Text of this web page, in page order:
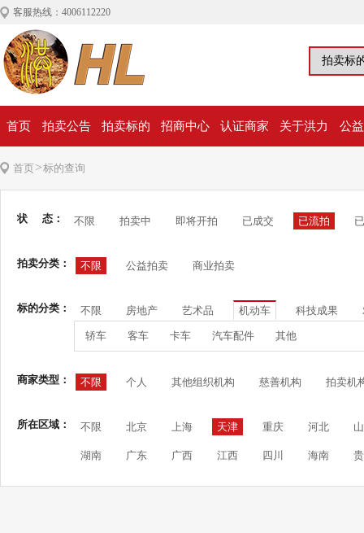
客服热线：4006112220
首页 拍卖公告 拍卖标的 招商中心 认证商家 关于洪力 公
首页>标的查询
状 态： 不限 拍卖中 即将开拍 已成交 已流拍
拍卖分类： 不限 公益拍卖 商业拍卖
标的分类： 不限 房地产 艺术品 机动车 科技成果
轿车 客车 卡车 汽车配件 其他
商家类型： 不限 个人 其他组织机构 慈善机构 拍卖机
所在区域： 不限 北京 上海 天津 重庆 河北
湖南 广东 广西 江西 四川 海南